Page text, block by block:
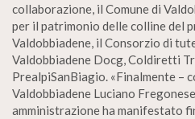
collaborazione, il Comune di
per il patrimonio delle colline del
Valdobbiadene, il Consorzio di
Valdobbiadene Docg, Coldiretti
PrealpiSanBiagio. «Finalmente –
Valdobbiadene Luciano
amministrazione ha manifestato